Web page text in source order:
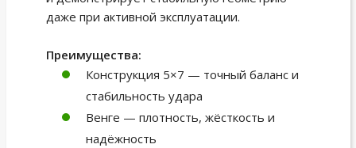
даже при активной эксплуатации.
Преимущества:
Конструкция 5×7 — точный баланс и
стабильность удара
Венге — плотность, жёсткость и
надёжность